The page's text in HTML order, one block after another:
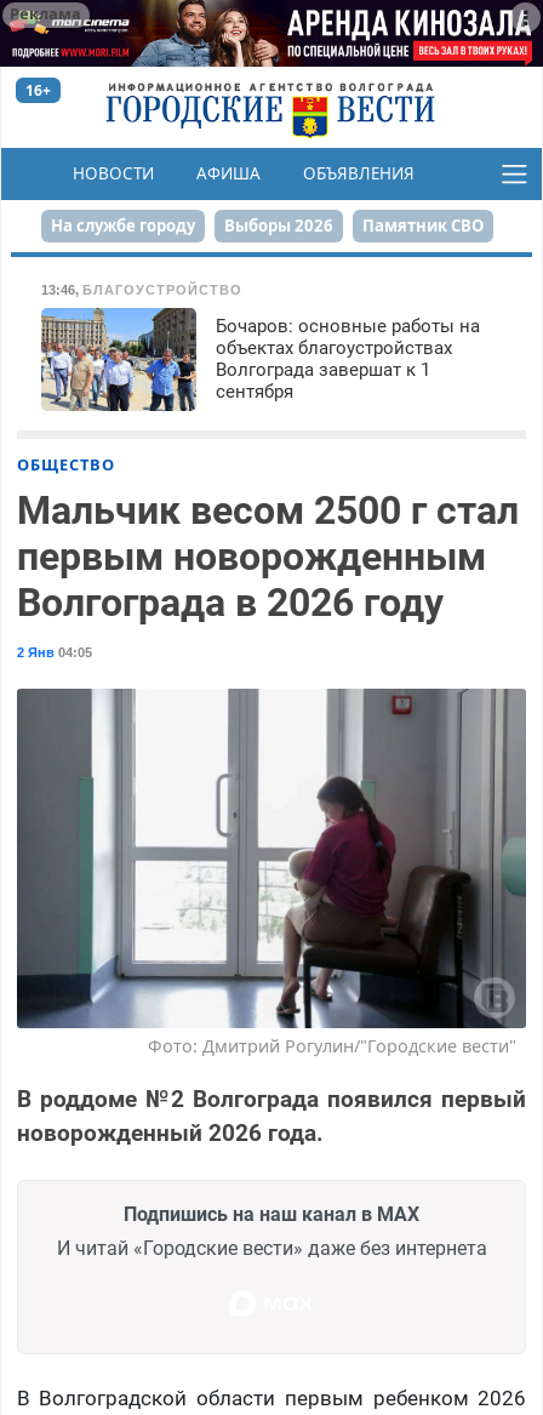
Реклама
16+
НОВОСТИ АФИША ОБЪЯВЛЕНИЯ
КОНКУРСЫ
На службе городу Выборы 2026 Памятник СВО
Сталинград в сердце
Набережная День Победы Реконструкция ЦПКиО
80-летие Победы Парк Героев-летчиков
13:46, БЛАГОУСТРОЙСТВО
Бочаров: основные работы на
объектах благоустройствах
Волгограда завершат к 1
сентября
ОБЩЕСТВО
Мальчик весом 2500 г стал
первым новорожденным
Волгограда в 2026 году
2 Янв04:05
Фото: Дмитрий Рогулин/"Городские вести"
В роддоме №2 Волгограда появился первый
новорожденный 2026 года.
Подпишись на наш канал в MAX
И читай «Городские вести» даже без интернета
В Волгоградской области первым ребенком 2026